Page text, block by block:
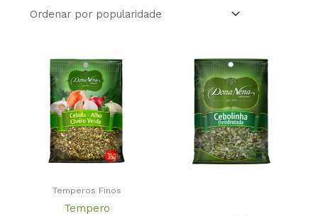
Temperos Finos
Tempero